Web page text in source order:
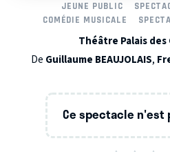
JEUNE PUBLIC
COMÉDIE MUSICALE
Théâtre Palais des
De Guillaume BEAUJOLAIS,
Ce spectacle n'est